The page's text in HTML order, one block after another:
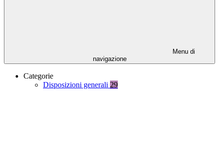
Menu di
navigazione
Categorie
Disposizioni generali 29